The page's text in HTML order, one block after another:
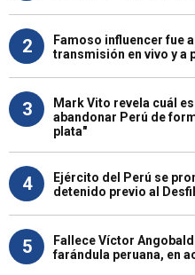
2
Famoso influencer fue
transmisión en vivo y a
3
Mark Vito revela cuál
abandonar Perú de
plata"
4
Ejército del Perú se
detenido previo al
5
Fallece Víctor
farándula peruana, en